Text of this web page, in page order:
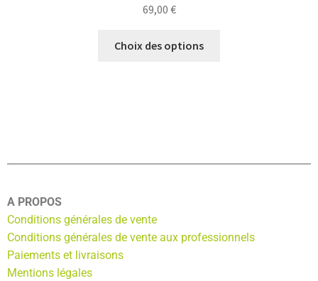
69,00 €
Choix des options
A PROPOS
Conditions générales de vente
Conditions générales de vente aux professionnels
Paiements et livraisons
Mentions légales